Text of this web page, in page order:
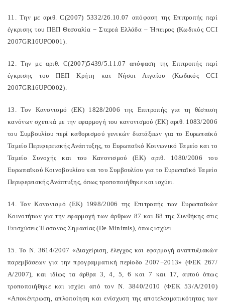
11. Την με αριθ. C(2007) 5332/26.10.07 απόφαση της Επιτροπής περί
έγκρισης του ΠΕΠ Θεσσαλία − Στερεά Ελλάδα – Ήπειρος (Κωδικός CCI
2007GR16UPO001).
12. Την με αριθ. C(2007)5439/5.11.07 απόφαση της Επιτροπής περί
έγκρισης του ΠΕΠ Κρήτη και Νήσοι Αιγαίου (Κωδικός CCI
2007GR16UPO002).
13. Τον Κανονισμό (ΕΚ) 1828/2006 της Επιτροπής για τη θέσπιση
κανόνων σχετικά με την εφαρμογή του κανονισμού (ΕΚ) αριθ. 1083/2006
του Συμβουλίου περί καθορισμού γενικών διατάξεων για το Ευρωπαϊκό
Ταμείο Περιφερειακής Ανάπτυξης, το Ευρωπαϊκό Κοινωνικό Ταμείο και το
Ταμείο Συνοχής και του Κανονισμού (ΕΚ) αριθ. 1080/2006 του
Ευρωπαϊκού Κοινοβουλίου και του Συμβουλίου για το Ευρωπαϊκό Ταμείο
Περιφερειακής Ανάπτυξης, όπως τροποποιήθηκε και ισχύει.
14. Τον Κανονισμό (ΕΚ) 1998/2006 της Επιτροπής των Ευρωπαϊκών
Κοινοτήτων για την εφαρμογή των άρθρων 87 και 88 της Συνθήκης στις
Ενισχύσεις Ήσσονος Σημασίας (De Minimis), όπως ισχύει.
15. Το Ν. 3614/2007 «Διαχείριση, έλεγχος και εφαρμογή αναπτυξιακών
παρεμβάσεων για την προγραμματική περίοδο 2007−2013» (ΦΕΚ 267/
Α/2007), και ιδίως τα άρθρα 3, 4, 5, 6 και 7 και 17, αυτού όπως
τροποποιήθηκε και ισχύει από τον Ν. 3840/2010 (ΦΕΚ 53/Α/2010)
«Αποκέντρωση, απλοποίηση και ενίσχυση της αποτελεσματικότητας των